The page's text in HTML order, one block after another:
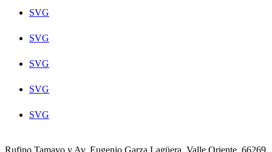
SVG
SVG
SVG
SVG
SVG
Rufino Tamayo y Av. Eugenio Garza Lagüera, Valle Oriente, 66269